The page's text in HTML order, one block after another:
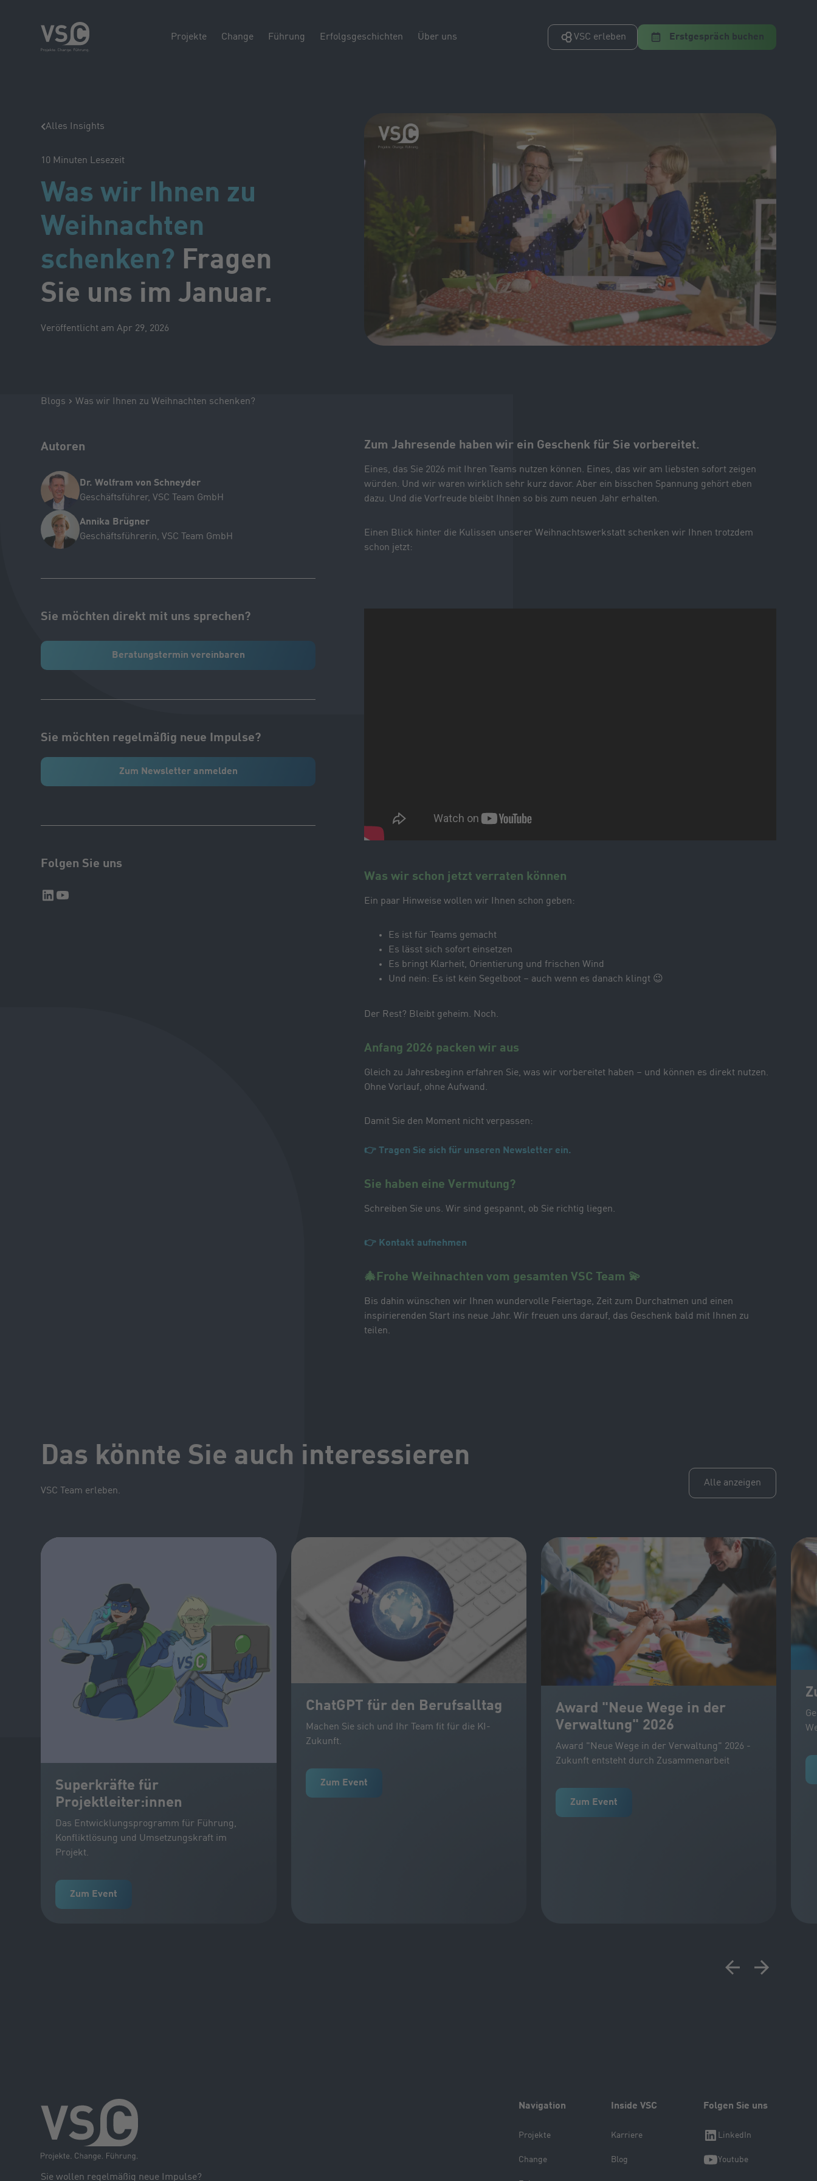
Projekte Change Führung Erfolgsgeschichten Über uns VSC erleben Erstgespräch buchen
Alles Insights
10 Minuten Lesezeit
Was wir Ihnen zu
Weihnachten
schenken? Fragen
Sie uns im Januar.
Veröffentlicht am Apr 29, 2026
Blogs Was wir Ihnen zu Weihnachten schenken?
Autoren
Dr. Wolfram von Schneyder
Geschäftsführer, VSC Team GmbH
Annika Brügner
Geschäftsführerin, VSC Team GmbH
Sie möchten direkt mit uns sprechen?
Beratungstermin vereinbaren
Sie möchten regelmäßig neue Impulse?
Zum Newsletter anmelden
Folgen Sie uns
Zum Jahresende haben wir ein Geschenk für Sie vorbereitet.
Eines, das Sie 2026 mit Ihren Teams nutzen können. Eines, das wir am liebsten sofort zeigen
würden. Und wir waren wirklich sehr kurz davor. Aber ein bisschen Spannung gehört eben
dazu. Und die Vorfreude bleibt Ihnen so bis zum neuen Jahr erhalten.
Einen Blick hinter die Kulissen unserer Weihnachtswerkstatt schenken wir Ihnen trotzdem
schon jetzt:
Was wir schon jetzt verraten können
Ein paar Hinweise wollen wir Ihnen schon geben:
Es ist für Teams gemacht
Es lässt sich sofort einsetzen
Es bringt Klarheit, Orientierung und frischen Wind
Und nein: Es ist kein Segelboot – auch wenn es danach klingt 😉
Der Rest? Bleibt geheim. Noch.
Anfang 2026 packen wir aus
Gleich zu Jahresbeginn erfahren Sie, was wir vorbereitet haben – und können es direkt nutzen.
Ohne Vorlauf, ohne Aufwand.
Damit Sie den Moment nicht verpassen:
👉 Tragen Sie sich für unseren Newsletter ein.
Sie haben eine Vermutung?
Schreiben Sie uns. Wir sind gespannt, ob Sie richtig liegen.
👉 Kontakt aufnehmen
🎄Frohe Weihnachten vom gesamten VSC Team 💫
Bis dahin wünschen wir Ihnen wundervolle Feiertage, Zeit zum Durchatmen und einen
inspirierenden Start ins neue Jahr. Wir freuen uns darauf, das Geschenk bald mit Ihnen zu
teilen.
Das könnte Sie auch interessieren
VSC Team erleben.
Alle anzeigen
Superkräfte für
Projektleiter:innen
Das Entwicklungsprogramm für Führung,
Konfliktlösung und Umsetzungskraft im
Projekt.
Zum Event
ChatGPT für den Berufsalltag
Machen Sie sich und Ihr Team fit für die KI-
Zukunft.
Zum Event
Award "Neue Wege in der
Verwaltung" 2026
Award "Neue Wege in der Verwaltung" 2026 -
Zukunft entsteht durch Zusammenarbeit
Zum Event
Sie wollen regelmäßig neue Impulse?
Navigation
Projekte
Change
Inside VSC
Karriere
Blog
Folgen Sie uns
LinkedIn
Youtube